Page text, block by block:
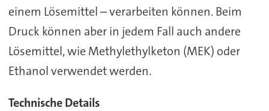
einem Lösemittel – verarbeiten können. Beim
Druck können aber in jedem Fall auch andere
Lösemittel, wie Methylethylketon (MEK) oder
Ethanol verwendet werden.
Technische Details